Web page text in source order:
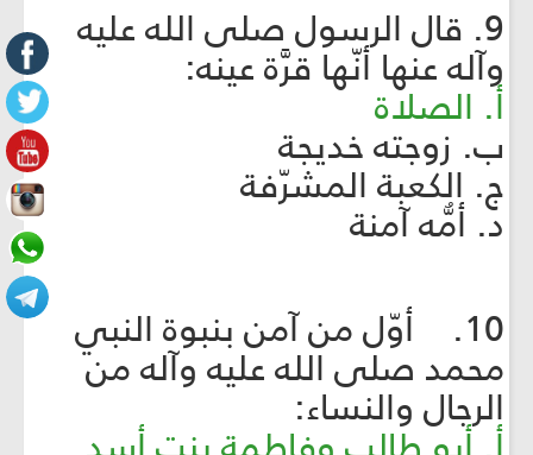
9. قال الرسول صلى الله عليه
وآله عنها أنّها قرَّة عينه:
أ. الصلاة
ب. زوجته خديجة
ج. الكعبة المشرّفة
د. أمُّه آمنة
10. أوّل من آمن بنبوة النبي
محمد صلى الله عليه وآله من
الرجال والنساء: